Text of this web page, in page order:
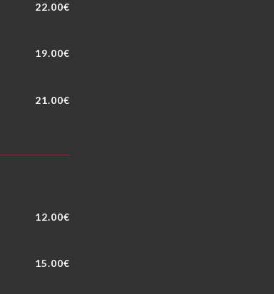
22.00€
19.00€
21.00€
12.00€
15.00€